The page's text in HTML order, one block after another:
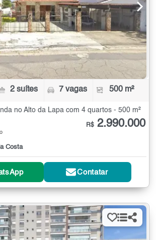
2 suítes 7 vagas 500 m²
no Alto da Lapa com 4 quartos - 500 m²
Costa
R$ 2.990.000
Contatar